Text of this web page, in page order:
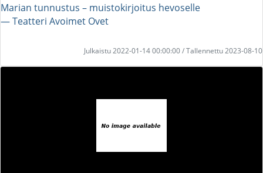
Marian tunnustus – muistokirjoitus hevoselle
― Teatteri Avoimet Ovet
Julkaistu 2022-01-14 00:00:00 / Tallennettu 2023-08-10